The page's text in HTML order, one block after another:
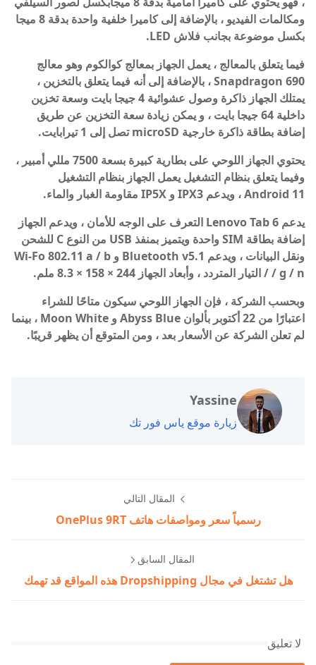
ومكالمات الفيديو ، بالإضافة إلى كاميرا خلفية واحدة بدقة 8 ميجا
بكسل موضوعة بجانب فلاش LED.
فيما يتعلق بالمعالج ، يعمل الجهاز بمعالج كوالكوم وهو معالج
Snapdragon 690 ، بالإضافة إلى أنه فيما يتعلق بالتخزين ،
يمتلك الجهاز ذاكرة وصول عشوائية 4 جيجا بايت وسعة تخزين
داخلية 64 جيجا بايت ، و يمكن زيادة سعة التخزين عن طريق
إضافة بطاقة ذاكرة خارجية microSD تصل إلى 1 تيرابايت.
يحتوي الجهاز اللوحي على بطارية كبيرة بسعة 7500 مللي أمبير ،
وفيما يتعلق بنظام التشغيل يعمل الجهاز بنظام التشغيل
Android 11 ، ويدعم IPX3 و IP5X مقاومة الغبار والماء.
يدعم Lenovo Tab 6 التعرف على الوجه للأمان ، ويدعم الجهاز
إضافة بطاقة SIM واحدة ويتميز بمنفذ USB من النوع C للشحن
ونقل البيانات ، ويدعم Bluetooth v5.1 و Wi-Fo 802.11 a / b
/ g / n / التيار المتردد ، وأبعاد الجهاز 244 × 158 × 8.3 ملم.
وبحسب الشركة ، فإن الجهاز اللوحي سيكون متاحًا للشراء
اعتبارًا من 22 أكتوبر بألوان Abyss Blue و Moon White ، بينما
لم تعلن الشركة عن الأسعار بعد ، ومن المتوقع أن يظهر قريبًا.
Yassine
زيارة موقع ياس فور تك
المقال التالي
رسمياً سعر ومواصفات هاتف OnePlus 9RT
المقال السابق
هل تشتغل في مجال Dropshipping هذه المواقع قد تهمك
لا تعليق